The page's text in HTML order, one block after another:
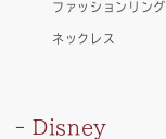
ファッションリング
ネックレス
Disney